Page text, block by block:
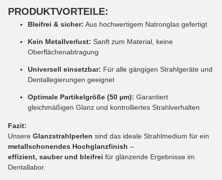
PRODUKTVORTEILE:
Bleifrei & sicher: Aus hochwertigem Natronglas gefertigt
Kein Metallverlust: Sanft zum Material, keine
Oberflächenabtragung
Universell einsetzbar: Für alle gängigen Strahlgeräte und
Dentallegierungen geeignet
Optimale Partikelgröße (50 µm): Garantiert
gleichmäßigen Glanz und kontrolliertes Strahlverhalten
Fazit:
Unsere Glanzstrahlperlen sind das ideale Strahlmedium für ein
metallschonendes Hochglanzfinish –
effizient, sauber und bleifrei für glänzende Ergebnisse im
Dentallabor.